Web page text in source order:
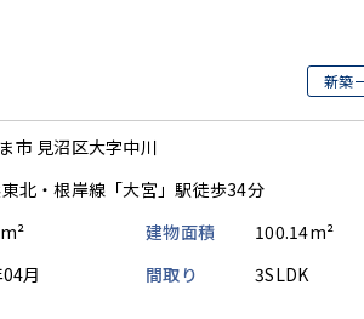
新築
市 見沼区大字中川
北・根岸線「大宮」駅徒歩34分
建物面積
100.14m²
月 間取り 3SLDK